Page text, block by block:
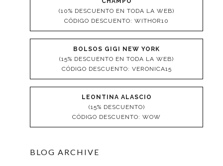
(10% DESCUENTO EN TODA LA WEB)
CÓDIGO DESCUENTO: WITHOR10
BOLSOS GIGI NEW YORK
(15% DESCUENTO EN TODA LA WEB)
CÓDIGO DESCUENTO: VERONICA15
LEONTINA ALASCIO
(15% DESCUENTO)
CÓDIGO DESCUENTO: WOW
BLOG ARCHIVE